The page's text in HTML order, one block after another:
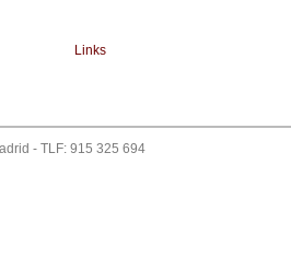
Links
- TLF: 915 325 694